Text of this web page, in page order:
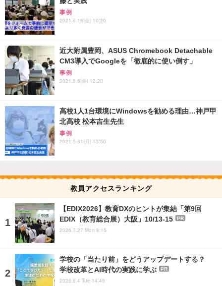
事例
2021.6.18(金) 10:20
近大附属豊岡、ASUS Chromebook Detachable
CM3導入でGoogleを「徹底的に使い倒す」
事例
2021.8.6(金) 12:20
高校1人1台環境にWindowsを勧める理由…神戸甲
北高校 松本吉生先生
事例
2021.5.31(月) 13:50
教員アクセスランキング
【EDIX2026】教育DXのヒントが集結「第9回
EDIX（教育総合展）大阪」10/13-15
PR
2026.7.27 Mon 9:15
学校の「当たり前」をどうアップデートする？
学校改革とAI時代の実践に学ぶ
PR
2026.8.4 Tue 14:45